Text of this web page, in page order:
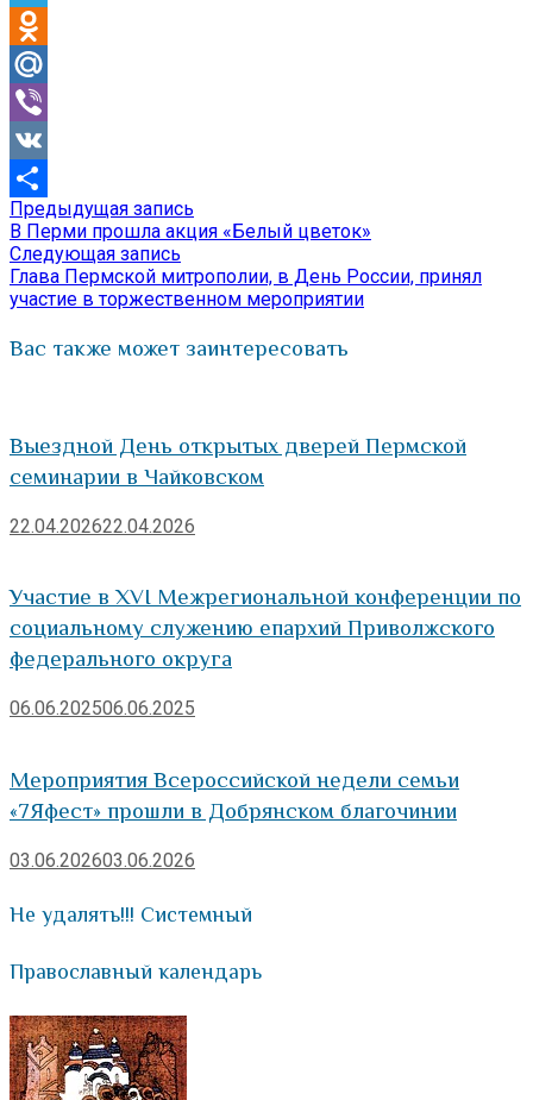
Telegram
Odnoklassniki
Mail.Ru
Viber
VK
Отправить
Навигация
по
записям
Предыдущая запись
запись:
В Перми прошла акция «Белый цветок»
Следующая запись
запись:
Глава Пермской митрополии, в День России, принял
участие в торжественном мероприятии
Вас также может заинтересовать
Выездной День открытых дверей Пермской
семинарии в Чайковском
22.04.202622.04.2026
Участие в XVI Межрегиональной конференции по
социальному служению епархий Приволжского
федерального округа
06.06.202506.06.2025
Мероприятия Всероссийской недели семьи
«7Яфест» прошли в Добрянском благочинии
03.06.202603.06.2026
Не удалять!!! Системный
Православный календарь